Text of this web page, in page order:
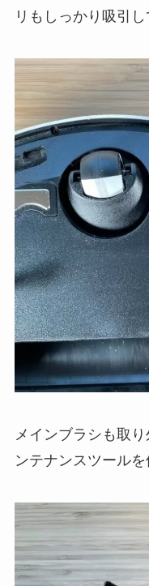
リもしっかり吸引し
メインブラシも取
ンテナンスツールを